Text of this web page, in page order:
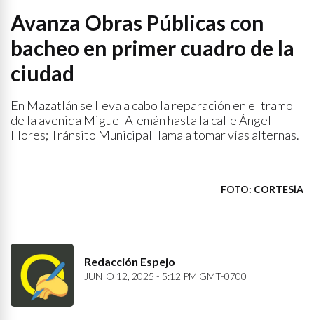
Avanza Obras Públicas con
bacheo en primer cuadro de la
ciudad
En Mazatlán se lleva a cabo la reparación en el tramo
de la avenida Miguel Alemán hasta la calle Ángel
Flores; Tránsito Municipal llama a tomar vías alternas.
FOTO: CORTESÍA
Redacción Espejo
JUNIO 12, 2025 - 5:12 PM GMT-0700